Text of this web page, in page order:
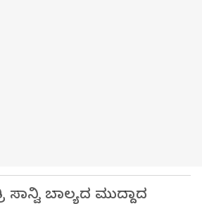
ಸಾನ್ವಿ ಬಾಲ್ಯದ ಮುದ್ದಾದ